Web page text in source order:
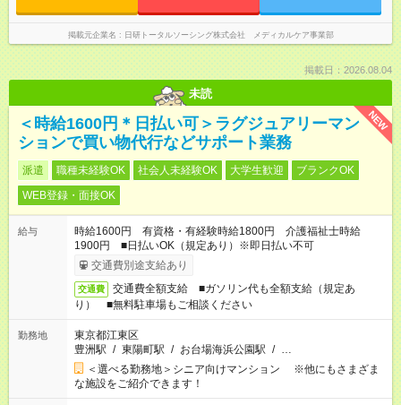
掲載元企業名 日研トータルソーシング株式会社 メディカルケア事業部
掲載日：2026.08.04
未読
NEW
＜時給1600円＊日払い可＞ラグジュアリーマン
ションで買い物代行などサポート業務
派遣 職種未経験OK 社会人未経験OK 大学生歓迎
ブランクOK
WEB登録・面接OK
給与
時給1600円 有資格・有経験時給1800円 介護福祉士時給
1900円 ■日払いOK（規定あり）※即日払い不可
交通費別途支給あり
交通費
交通費全額支給 ■ガソリン代も全額支給（規定あ
り） ■無料駐車場もご相談ください
勤務地
東京都江東区
豊洲駅 / 東陽町駅 / お台場海浜公園駅 / …
＜選べる勤務地＞シニア向けマンション ※他にもさまざま
な施設をご紹介できます！